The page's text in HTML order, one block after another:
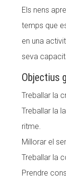
Els nens
temps que
en una
seva
Objectius
Treballar la
Treballar la
ritme.
Millorar el
Treballar la
Prendre
Fundesplai als
Xarxes socials
Fes un donatiu
Treballa amb